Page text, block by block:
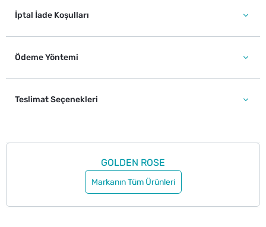
İptal İade Koşulları
Ödeme Yöntemi
Teslimat Seçenekleri
GOLDEN ROSE
Markanın Tüm Ürünleri